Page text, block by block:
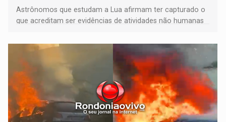
Astrônomos que estudam a Lua afirmam ter capturado o
que acreditam ser evidências de atividades não humanas
órbita